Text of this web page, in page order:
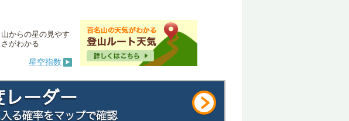
山からの星の見やす
さがわかる
星空指数